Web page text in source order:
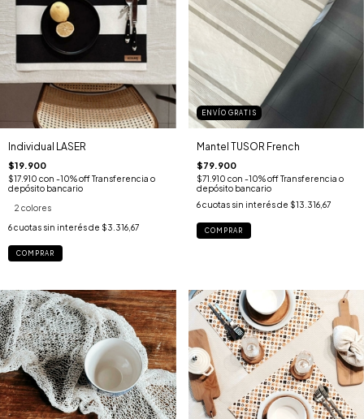
Individual LASER
$19.900
$17.910 con -10% off Transferencia o
depósito bancario
2 colores
6cuotas sin interés de $3.316,67
COMPRAR
ENVÍO GRATIS
Mantel TUSOR French
$79.900
$71.910 con -10% off Transferencia o
depósito bancario
6 cuotas sin interés de $13.316,67